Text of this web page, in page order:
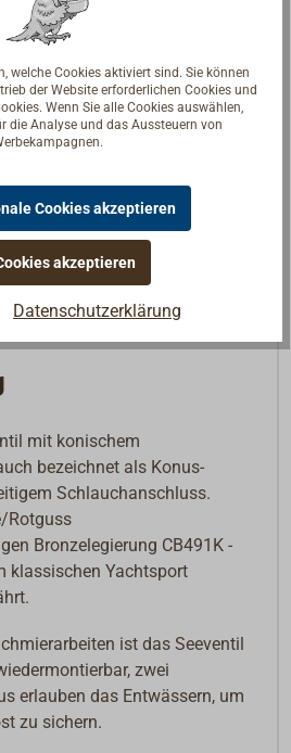
---
650
159,90 €*
netto:134,37 €
mit konischem
bezeichnet als Konus-
Schlauchanschluss.
Rotguss
Bronzelegierung CB491K -
klassischen Yachtsport
ist das Seeventil
zwei
erlauben das Entwässern, um
zu sichern.
welche Cookies aktiviert sind. Sie können
der Website erforderlichen Cookies und
Wenn Sie alle Cookies auswählen,
die Analyse und das Aussteuern von
Cookies akzeptieren
akzeptieren
Datenschutzerklärung